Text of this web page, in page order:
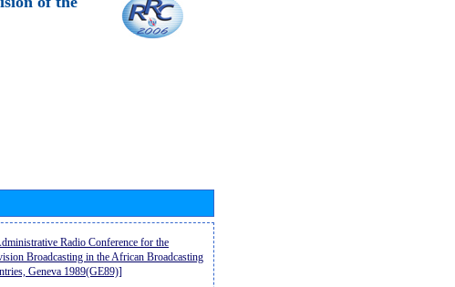
Radio Conference for the
Broadcasting in the African Broadcasting
Geneva 1989(GE89)]